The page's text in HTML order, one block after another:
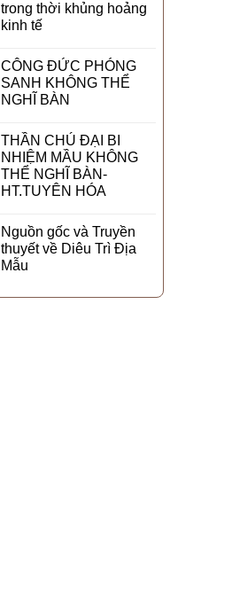
trong thời khủng hoảng
kinh tế
CÔNG ĐỨC PHÓNG
SANH KHÔNG THỂ
NGHĨ BÀN
THẦN CHÚ ĐẠI BI
NHIỆM MẦU KHÔNG
THỂ NGHĨ BÀN-
HT.TUYÊN HÓA
Nguồn gốc và Truyền
thuyết về Diêu Trì Địa
Mẫu